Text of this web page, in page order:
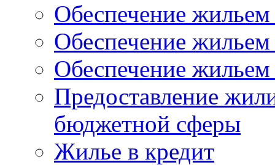
Обеспечение
Обеспечение
Обеспечение жильем
Предоставление
бюджетной сферы
Жилье в кредит